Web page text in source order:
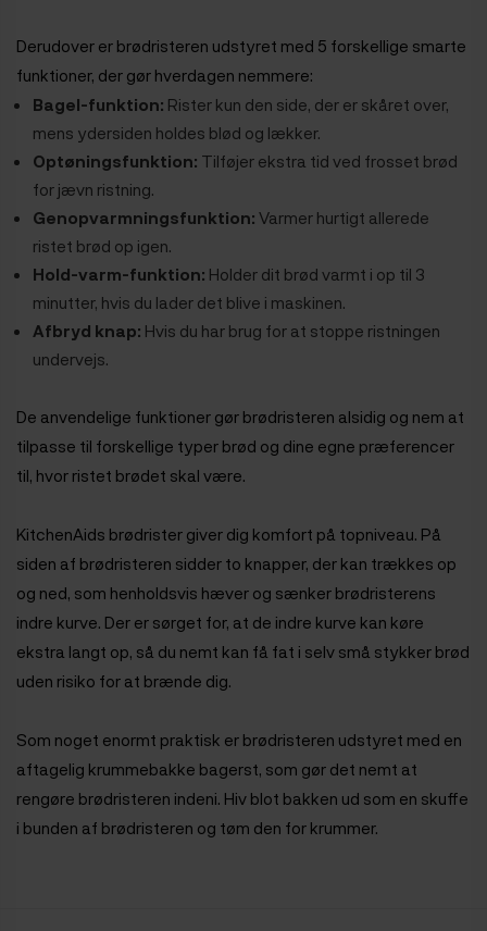
Derudover er brødristeren udstyret med 5 forskellige smarte
funktioner, der gør hverdagen nemmere:
Bagel-funktion: Rister kun den side, der er skåret over,
mens ydersiden holdes blød og lækker.
Optøningsfunktion: Tilføjer ekstra tid ved frosset brød
for jævn ristning.
Genopvarmningsfunktion: Varmer hurtigt allerede
ristet brød op igen.
Hold-varm-funktion: Holder dit brød varmt i op til 3
minutter, hvis du lader det blive i maskinen.
Afbryd knap: Hvis du har brug for at stoppe ristningen
undervejs.
De anvendelige funktioner gør brødristeren alsidig og nem at
tilpasse til forskellige typer brød og dine egne præferencer
til, hvor ristet brødet skal være.
KitchenAids brødrister giver dig komfort på topniveau. På
siden af brødristeren sidder to knapper, der kan trækkes op
og ned, som henholdsvis hæver og sænker brødristerens
indre kurve. Der er sørget for, at de indre kurve kan køre
ekstra langt op, så du nemt kan få fat i selv små stykker brød
uden risiko for at brænde dig.
Som noget enormt praktisk er brødristeren udstyret med en
aftagelig krummebakke bagerst, som gør det nemt at
rengøre brødristeren indeni. Hiv blot bakken ud som en skuffe
i bunden af brødristeren og tøm den for krummer.